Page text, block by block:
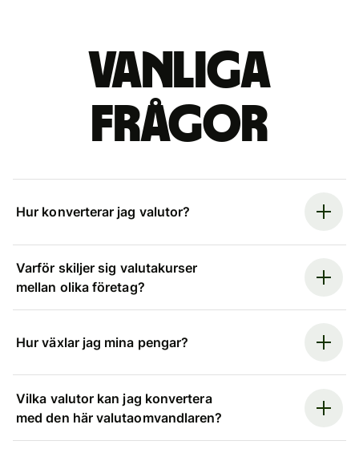
Vanliga
frågor
Hur konverterar jag valutor?
Varför skiljer sig valutakurser
mellan olika företag?
Hur växlar jag mina pengar?
Vilka valutor kan jag konvertera
med den här valutaomvandlaren?